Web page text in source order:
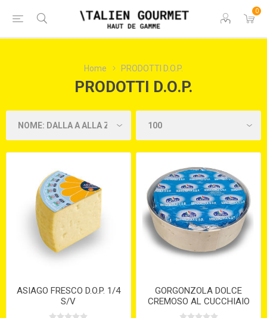
0
Home PRODOTTI D.O.P.
PRODOTTI D.O.P.
ASIAGO FRESCO D.O.P. 1/4
S/V
GORGONZOLA DOLCE
CREMOSO AL CUCCHIAIO
D.O.P.